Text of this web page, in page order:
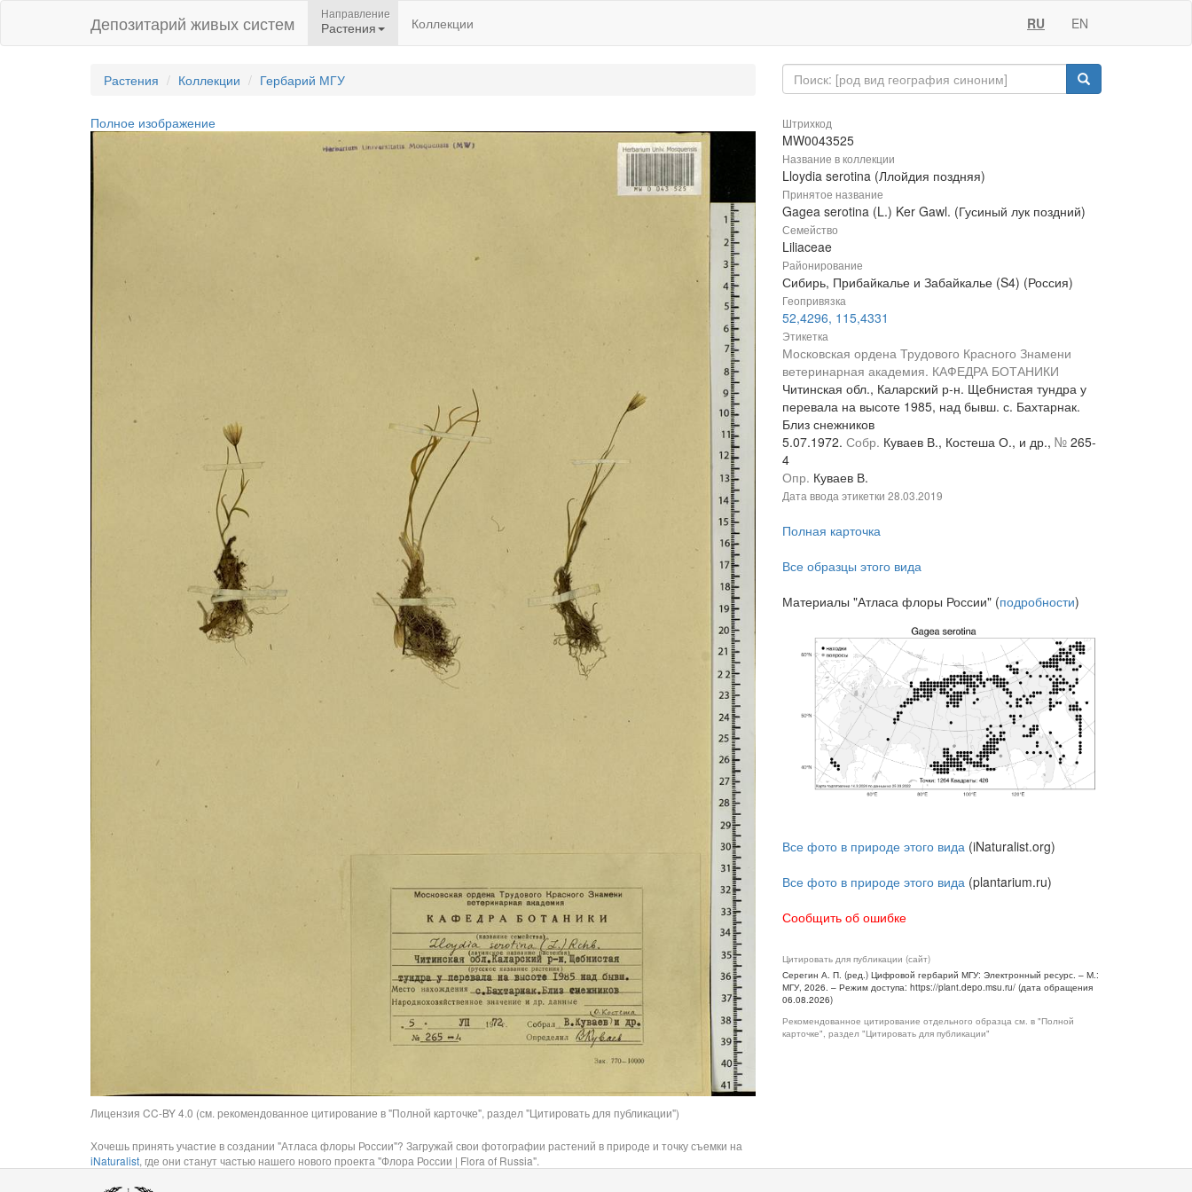
Депозитарий живых систем Направление
Растения Коллекции RU EN
Растения Коллекции Гербарий МГУ
Полное изображение
Лицензия CC-BY 4.0 (см. рекомендованное цитирование в "Полной карточке", раздел "Цитировать для публикации")
Хочешь принять участие в создании "Атласа флоры России"? Загружай свои фотографии растений в природе и точку съемки на
iNaturalist, где они станут частью нашего нового проекта "Флора России | Flora of Russia".
Штрихкод
MW0043525
Название в коллекции
Lloydia serotina (Ллойдия поздняя)
Принятое название
Gagea serotina (L.) Ker Gawl. (Гусиный лук поздний)
Семейство
Liliaceae
Районирование
Сибирь, Прибайкалье и Забайкалье (S4) (Россия)
Геопривязка
52,4296, 115,4331
Этикетка
Московская ордена Трудового Красного Знамени
ветеринарная академия. КАФЕДРА БОТАНИКИ
Читинская обл., Каларский р-н. Щебнистая тундра у
перевала на высоте 1985, над бывш. с. Бахтарнак.
Близ снежников
5.07.1972. Собр. Куваев В., Костеша О., и др., № 265-
4
Опр. Куваев В.
Дата ввода этикетки 28.03.2019
Полная карточка
Все образцы этого вида
Материалы "Атласа флоры России" (подробности)
Все фото в природе этого вида (iNaturalist.org)
Все фото в природе этого вида (plantarium.ru)
Сообщить об ошибке
Цитировать для публикации (сайт)
Серегин А. П. (ред.) Цифровой гербарий МГУ: Электронный ресурс. – М.:
МГУ, 2026. – Режим доступа: https://plant.depo.msu.ru/ (дата обращения
06.08.2026)
Рекомендованное цитирование отдельного образца см. в "Полной
карточке", раздел "Цитировать для публикации"